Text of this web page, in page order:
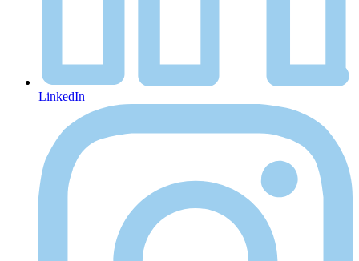
LinkedIn